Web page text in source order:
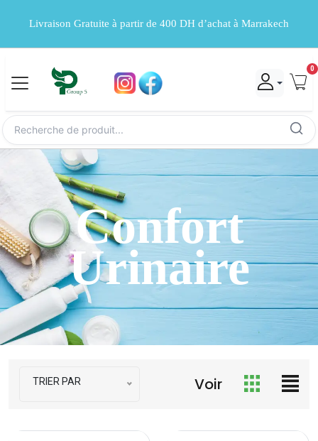
Livraison Gratuite à partir de 400 DH d’achat à Marrakech
0
Confort
Urinaire
TRIER PAR Voir